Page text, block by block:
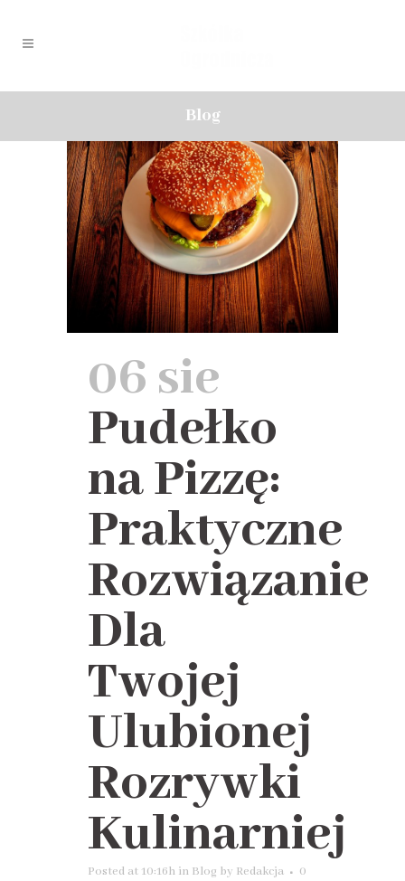
Blog
06 sie
Pudełko
na Pizzę:
Praktyczne
Rozwiązanie
Dla
Twojej
Ulubionej
Rozrywki
Kulinarniej
Posted at 10:16h in Blog by Redakcja
0